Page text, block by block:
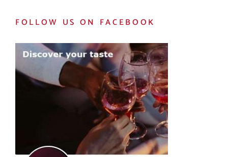
FOLLOW US ON FACEBOOK